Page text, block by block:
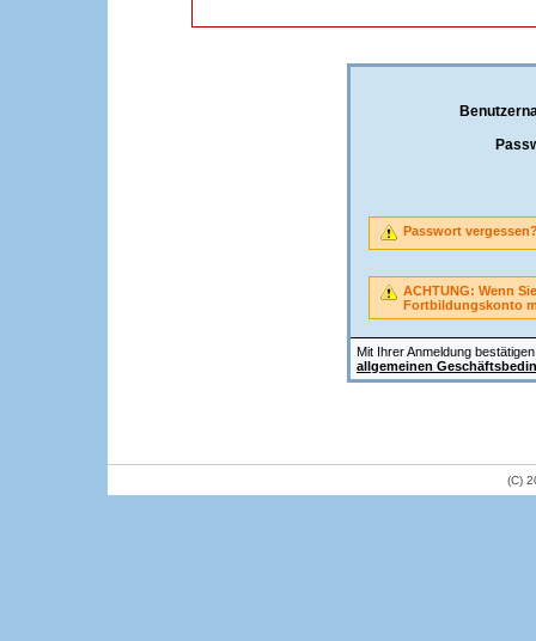
Mit Ihrer Anmeldung
allgemeinen
Passwort
ACHTUNG: Wenn
Fortbildungskonto
(C)